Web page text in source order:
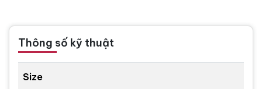
Thông số kỹ thuật
Size